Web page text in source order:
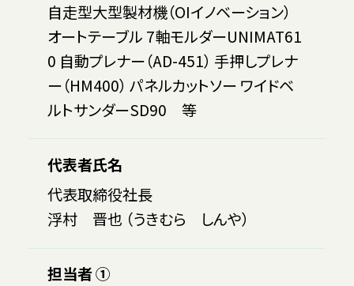
自走型大型製材機（OIイノベーション）
オートテーブル 7軸モルダーUNIMAT61
0 自動プレナー（AD-451） 手押しプレナ
ー（HM400） パネルカットソー ワイドベ
ルトサンダーSD90 等
代表者氏名
代表取締役社長
浮村 晋也 （うきむら しんや）
担当者 ①